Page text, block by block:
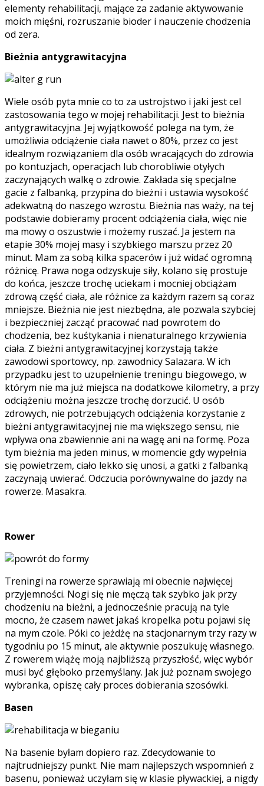
elementy rehabilitacji, mające za zadanie aktywowanie
moich mięśni, rozruszanie bioder i nauczenie chodzenia
od zera.
Bieżnia antygrawitacyjna
Wiele osób pyta mnie co to za ustrojstwo i jaki jest cel
zastosowania tego w mojej rehabilitacji. Jest to bieżnia
antygrawitacyjna. Jej wyjątkowość polega na tym, że
umożliwia odciążenie ciała nawet o 80%, przez co jest
idealnym rozwiązaniem dla osób wracających do zdrowia
po kontuzjach, operacjach lub chorobliwie otyłych
zaczynających walkę o zdrowie. Zakłada się specjalne
gacie z falbanką, przypina do bieżni i ustawia wysokość
adekwatną do naszego wzrostu. Bieżnia nas waży, na tej
podstawie dobieramy procent odciążenia ciała, więc nie
ma mowy o oszustwie i możemy ruszać. Ja jestem na
etapie 30% mojej masy i szybkiego marszu przez 20
minut. Mam za sobą kilka spacerów i już widać ogromną
różnicę. Prawa noga odzyskuje siły, kolano się prostuje
do końca, jeszcze trochę uciekam i mocniej obciążam
zdrową część ciała, ale różnice za każdym razem są coraz
mniejsze. Bieżnia nie jest niezbędna, ale pozwala szybciej
i bezpieczniej zacząć pracować nad powrotem do
chodzenia, bez kuśtykania i nienaturalnego krzywienia
ciała. Z bieżni antygrawitacyjnej korzystają także
zawodowi sportowcy, np. zawodnicy Salazara. W ich
przypadku jest to uzupełnienie treningu biegowego, w
którym nie ma już miejsca na dodatkowe kilometry, a przy
odciążeniu można jeszcze trochę dorzucić. U osób
zdrowych, nie potrzebujących odciążenia korzystanie z
bieżni antygrawitacyjnej nie ma większego sensu, nie
wpływa ona zbawiennie ani na wagę ani na formę. Poza
tym bieżnia ma jeden minus, w momencie gdy wypełnia
się powietrzem, ciało lekko się unosi, a gatki z falbanką
zaczynają uwierać. Odczucia porównywalne do jazdy na
rowerze. Masakra.
Rower
Treningi na rowerze sprawiają mi obecnie najwięcej
przyjemności. Nogi się nie męczą tak szybko jak przy
chodzeniu na bieżni, a jednocześnie pracują na tyle
mocno, że czasem nawet jakaś kropelka potu pojawi się
na mym czole. Póki co jeżdżę na stacjonarnym trzy razy w
tygodniu po 15 minut, ale aktywnie poszukuję własnego.
Z rowerem wiążę moją najbliższą przyszłość, więc wybór
musi być głęboko przemyślany. Jak już poznam swojego
wybranka, opiszę cały proces dobierania szosówki.
Basen
Na basenie byłam dopiero raz. Zdecydowanie to
najtrudniejszy punkt. Nie mam najlepszych wspomnień z
basenu, ponieważ uczyłam się w klasie pływackiej, a nigdy